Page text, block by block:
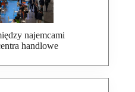
najemcami
handlowe